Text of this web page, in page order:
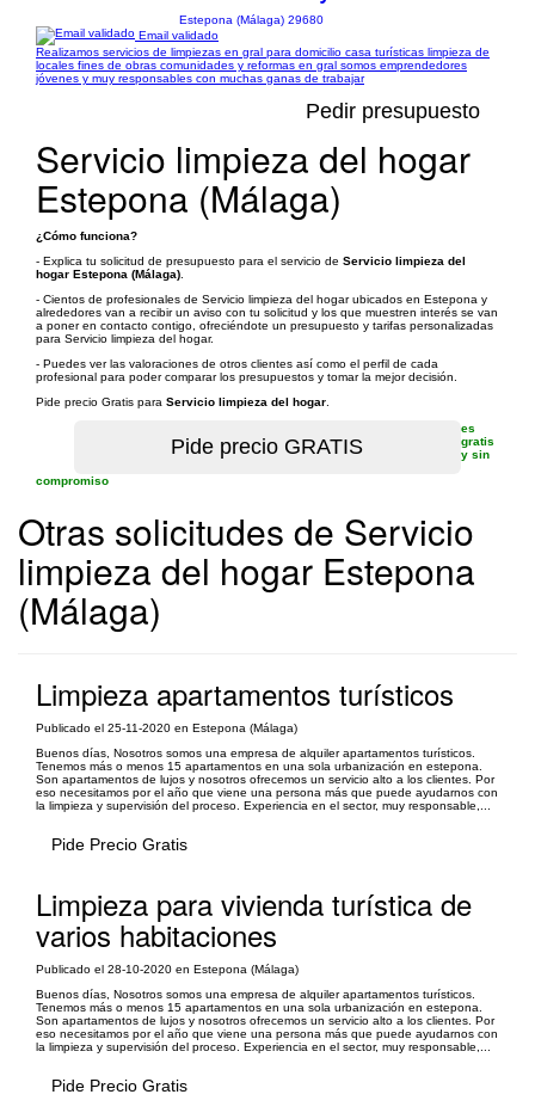
Estepona (Málaga) 29680
Email validado
Realizamos servicios de limpiezas en gral para domicilio casa turísticas limpieza de
locales fines de obras comunidades y reformas en gral somos emprendedores
jóvenes y muy responsables con muchas ganas de trabajar
Pedir presupuesto
Servicio limpieza del hogar
Estepona (Málaga)
¿Cómo funciona?
- Explica tu solicitud de presupuesto para el servicio de Servicio limpieza del
hogar Estepona (Málaga)
- Cientos de profesionales de Servicio limpieza del hogar ubicados en Estepona y
alrededores van a recibir un aviso con tu solicitud y los que muestren interés se van
a poner en contacto contigo, ofreciéndote un presupuesto y tarifas personalizadas
para Servicio limpieza del hogar.
- Puedes ver las valoraciones de otros clientes así como el perfil de cada
profesional para poder comparar los presupuestos y tomar la mejor decisión.
Pide precio Gratis para Servicio limpieza del hogar
es
gratis
y sin
compromiso
Otras solicitudes de Servicio
limpieza del hogar Estepona
(Málaga)
Limpieza apartamentos turísticos
Publicado el 25-11-2020 en Estepona (Málaga)
Buenos días, Nosotros somos una empresa de alquiler apartamentos turísticos.
Tenemos más o menos 15 apartamentos en una sola urbanización en estepona.
Son apartamentos de lujos y nosotros ofrecemos un servicio alto a los clientes. Por
eso necesitamos por el año que viene una persona más que puede ayudarnos con
la limpieza y supervisión del proceso. Experiencia en el sector, muy responsable,...
Pide Precio Gratis
Limpieza para vivienda turística de
varios habitaciones
Publicado el 28-10-2020 en Estepona (Málaga)
Buenos días, Nosotros somos una empresa de alquiler apartamentos turísticos.
Tenemos más o menos 15 apartamentos en una sola urbanización en estepona.
Son apartamentos de lujos y nosotros ofrecemos un servicio alto a los clientes. Por
eso necesitamos por el año que viene una persona más que puede ayudarnos con
la limpieza y supervisión del proceso. Experiencia en el sector, muy responsable,...
Pide Precio Gratis